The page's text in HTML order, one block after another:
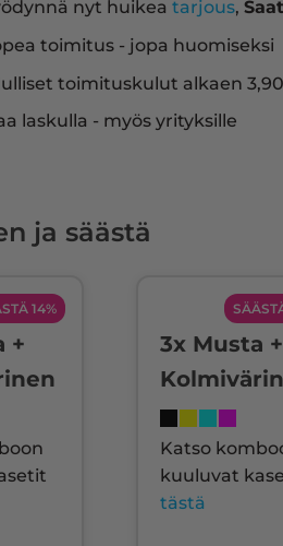
nyt huikeatarjous,
toimitus - jopa huomiseksi
toimituskulut alkaen
laskulla - myös yrityksille
ja säästä
14%
+
3x Musta +
Katso
kuuluvat
tästä